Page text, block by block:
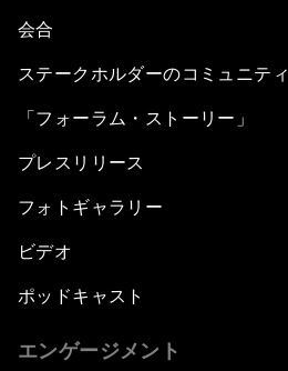
会合
ステークホルダーのコミュニティ
「フォーラム・ストーリー」
プレスリリース
フォトギャラリー
ビデオ
ポッドキャスト
エンゲージメント